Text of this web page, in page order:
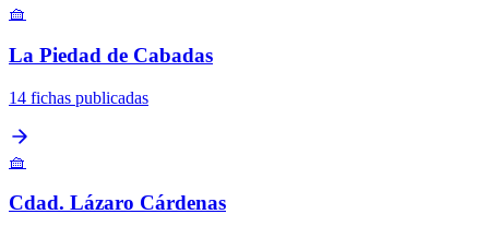
🧺
La Piedad de Cabadas
14 fichas publicadas
🧺
Cdad. Lázaro Cárdenas